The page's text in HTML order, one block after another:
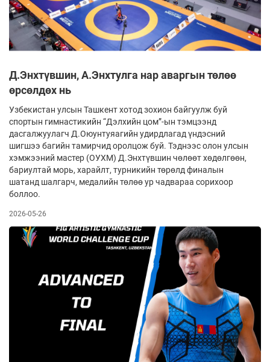
Д.Энхтүвшин, А.Энхтулга нар аваргын төлөө
өрсөлдөх нь
Узбекистан улсын Ташкент хотод зохион байгуулж буй
спортын гимнастикийн “Дэлхийн цом”-ын тэмцээнд
дасгалжуулагч Д.Оюунтуяагийн удирдлагад үндэсний
шигшээ багийн тамирчид оролцож буй. Тэднээс олон улсын
хэмжээний мастер (ОУХМ) Д.Энхтүвшин чөлөөт хөдөлгөөн,
бариултай морь, харайлт, турникийн төрөлд финалын
шатанд шалгарч, медалийн төлөө ур чадвараа сорихоор
боллоо.
2026-05-26